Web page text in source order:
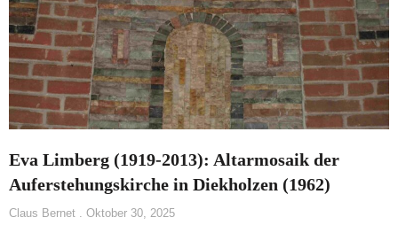
Eva Limberg (1919-2013): Altarmosaik der
Auferstehungskirche in Diekholzen (1962)
Claus Bernet Oktober 30, 2025